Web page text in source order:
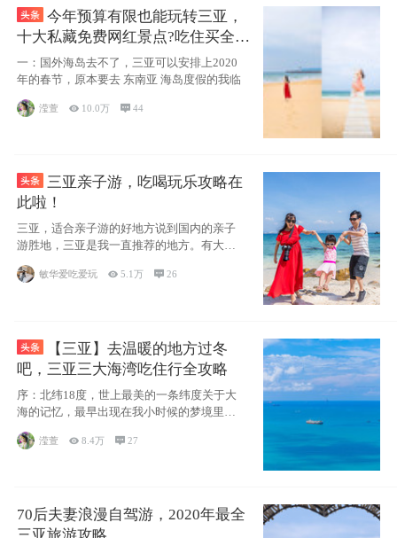
今年预算有限也能玩转三亚，
十大私藏免费网红景点?吃住买全攻
一：国外海岛去不了，三亚可以安排上2020
年的春节，原本要去 东南亚 海岛度假的我临
滢萱  10.0万 44
三亚亲子游，吃喝玩乐攻略在
此啦！
三亚，适合亲子游的好地方说到国内的亲子
游胜地，三亚是我一直推荐的地方。有大
海、有蓝天
敏华爱吃爱玩 5.1万 26
【三亚】去温暖的地方过冬
吧，三亚三大海湾吃住行全攻略
序：北纬18度，世上最美的一条纬度关于大
海的记忆，最早出现在我小时候的梦境里，
滢萱 8.4万 27
70后夫妻浪漫自驾游，2020年最全